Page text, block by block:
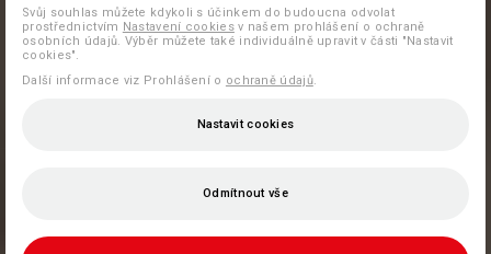
Svůj souhlas můžete kdykoli s účinkem do budoucna odvolat
prostřednictvím Nastavení cookiesv našem prohlášení o ochraně
osobních údajů. Výběr můžete také individuálně upravit v části "Nastavit
cookies".
Další informace viz Prohlášení o ochraně údajů.
Nastavit cookies
Odmítnout vše